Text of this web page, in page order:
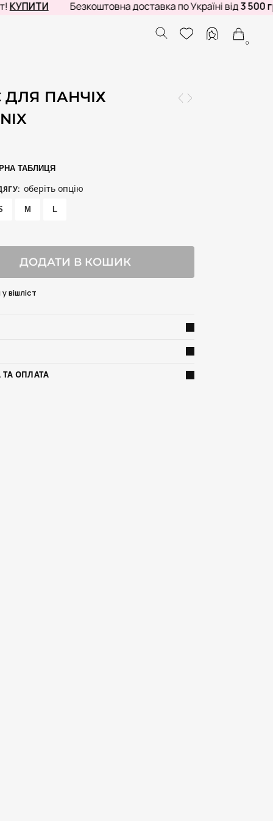
Безкоштовна доставка по Україні від3 500 грн
0
ДЛЯ ПАНЧІХ
ТАБЛИЦЯ
: оберіть опцію
M L
ДОДАТИ В КОШИК
вішліст
ОПЛАТА